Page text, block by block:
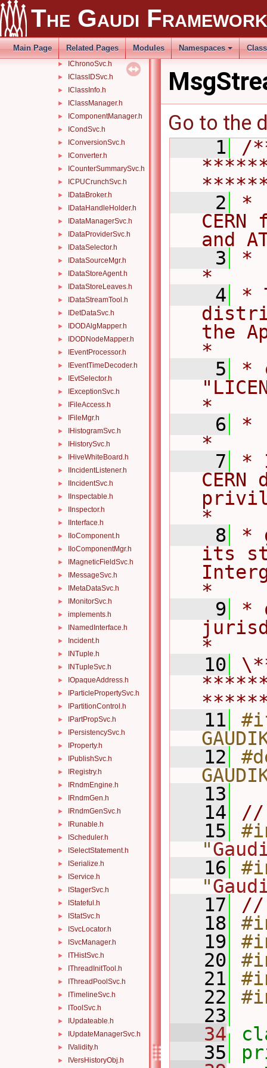
The Gaudi Framework
Main Page Related Pages Modules Namespaces
IAuditor.h
► IAuditorSvc.h
► IBinder.h
► IChronoStatSvc.h
► IChronoSvc.h
► IClassIDSvc.h
► IClassInfo.h
► IClassManager.h
► IComponentManager.h
► ICondSvc.h
► IConversionSvc.h
► IConverter.h
► ICounterSummarySvc.h
► ICPUCrunchSvc.h
► IDataBroker.h
► IDataHandleHolder.h
► IDataManagerSvc.h
► IDataProviderSvc.h
► IDataSelector.h
► IDataSourceMgr.h
► IDataStoreAgent.h
► IDataStoreLeaves.h
► IDataStreamTool.h
► IDetDataSvc.h
► IDODAlgMapper.h
► IDODNodeMapper.h
► IEventProcessor.h
► IEventTimeDecoder.h
► IEvtSelector.h
► IExceptionSvc.h
► IFileAccess.h
► IFileMgr.h
► IHistogramSvc.h
► IHistorySvc.h
► IHiveWhiteBoard.h
► IIncidentListener.h
► IIncidentSvc.h
► IInspectable.h
► IInspector.h
► IInterface.h
► IIoComponent.h
► IIoComponentMgr.h
► IMagneticFieldSvc.h
► IMessageSvc.h
► IMetaDataSvc.h
► IMonitorSvc.h
► implements.h
► INamedInterface.h
► Incident.h
► INTuple.h
► INTupleSvc.h
► IOpaqueAddress.h
► IParticlePropertySvc.h
► IPartitionControl.h
► IPartPropSvc.h
► IPersistencySvc.h
► IProperty.h
► IPublishSvc.h
► IRegistry.h
► IRndmEngine.h
► IRndmGen.h
► IRndmGenSvc.h
► IRunable.h
► IScheduler.h
► ISelectStatement.h
► ISerialize.h
► IService.h
► IStagerSvc.h
► IStateful.h
► IStatSvc.h
► ISvcLocator.h
► ISvcManager.h
► ITHistSvc.h
► IThreadInitTool.h
► IThreadPoolSvc.h
► ITimelineSvc.h
► IToolSvc.h
► IUpdateable.h
► IUpdateManagerSvc.h
► IValidity.h
► IVersHistoryObj.h
Go to the
    1
/
    2
*
and
    3
*
*
    4
*
the
*
    5
*
*
    6
*
*
    7
*
*
    8
*
its
*
    9
*
*
   10
   11
   12
   13
   14
//
   15
"
   16
"
   17
//
   18
   19
   20
   21
   22
   23
   34
   35